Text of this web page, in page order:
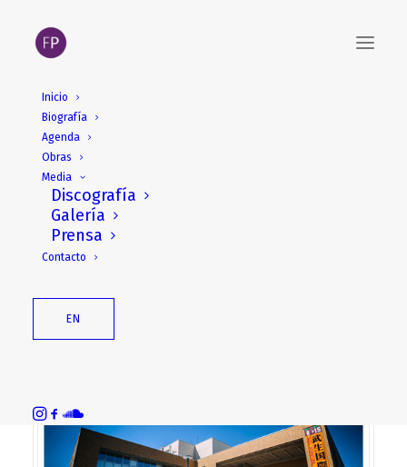
Inicio
Biografía
Agenda
Obras
Media
Discografía
Galería
Prensa
Contacto
EN
5 de septiembre de 2026.
Takefu International Music
Festival 2026. Echizen,
Japón